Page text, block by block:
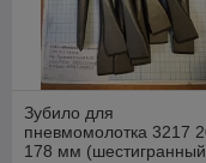
Зубило для
пневмомолотка 3217
178 мм (шестигранный